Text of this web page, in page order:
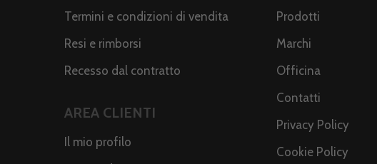
Termini e condizioni di vendita
Resi e rimborsi
Recesso dal contratto
AREA CLIENTI
Il mio profilo
Prodotti
Marchi
Officina
Contatti
Privacy Policy
Cookie Policy